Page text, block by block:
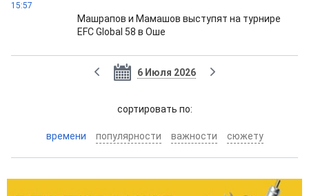
15:57
Машрапов и Мамашов выступят на турнире
EFC Global 58 в Оше
6 Июля 2026
cортировать по:
времени популярности важности сюжету